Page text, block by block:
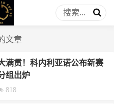
文章
满贯！科内利亚诺公布新赛
组出炉
818